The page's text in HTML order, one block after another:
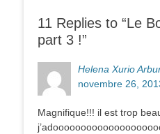
11 Replies to “Le
part 3 !”
Helena Xurio
novembre 26,
Magnifique!!! il est trop